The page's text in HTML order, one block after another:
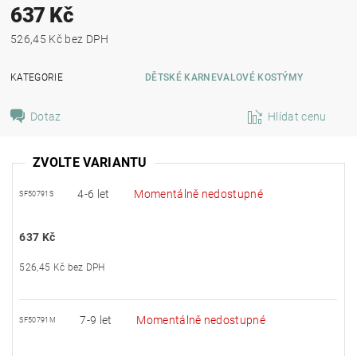
637 Kč
526,45 Kč bez DPH
KATEGORIE DĚTSKÉ KARNEVALOVÉ KOSTÝMY
Dotaz Hlídat cenu
ZVOLTE VARIANTU
SF50791S 4-6 let Momentálně nedostupné
637 Kč
526,45 Kč bez DPH
SF50791M 7-9 let Momentálně nedostupné